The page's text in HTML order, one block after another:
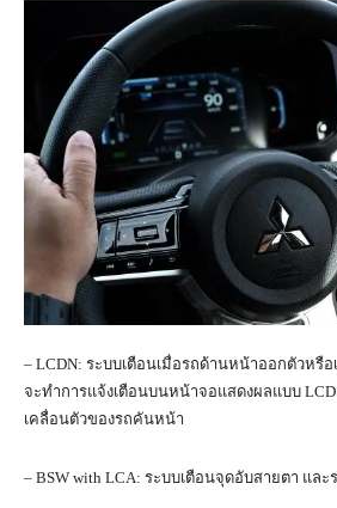
– LCDN: ระบบเตือนเมื่อรถด้านหน้าออกตัวหรื
จะทำการแจ้งเตือนบนหน้าจอแสดงผลแบบ
เคลื่อนตัวของรถคันหน้า
– BSW with LCA: ระบบเตือนจุดอับสายตา แล